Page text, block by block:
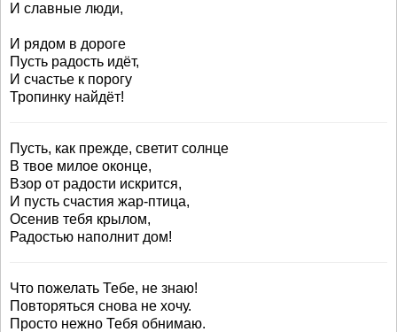
И славные люди,
И рядом в дороге
Пусть радость идёт,
И счастье к порогу
Тропинку найдёт!
Пусть, как прежде, светит солнце
В твое милое оконце,
Взор от радости искрится,
И пусть счастия жар-птица,
Осенив тебя крылом,
Радостью наполнит дом!
Что пожелать Тебе, не знаю!
Повторяться снова не хочу.
Просто нежно Тебя обнимаю.